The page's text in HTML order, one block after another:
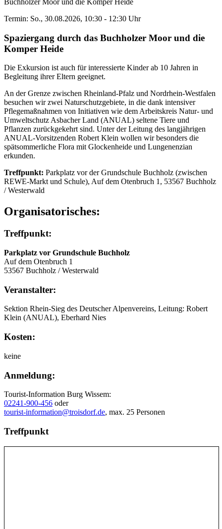
Buchholzer Moor und die Komper Heide
Termin: So., 30.08.2026, 10:30 - 12:30 Uhr
Spaziergang durch das Buchholzer Moor und die
Komper Heide
Die Exkursion ist auch für interessierte Kinder ab 10 Jahren in
Begleitung ihrer Eltern geeignet.
An der Grenze zwischen Rheinland-Pfalz und Nordrhein-Westfalen
besuchen wir zwei Naturschutzgebiete, in die dank intensiver
Pflegemaßnahmen von Initiativen wie dem Arbeitskreis Natur- und
Umweltschutz Asbacher Land (ANUAL) seltene Tiere und
Pflanzen zurückgekehrt sind. Unter der Leitung des langjährigen
ANUAL-Vorsitzenden Robert Klein wollen wir besonders die
spätsommerliche Flora mit Glockenheide und Lungenenzian
erkunden.
Treffpunkt: Parkplatz vor der Grundschule Buchholz (zwischen
REWE-Markt und Schule), Auf dem Otenbruch 1, 53567 Buchholz
/ Westerwald
Organisatorisches:
Treffpunkt:
Parkplatz vor Grundschule Buchholz
Auf dem Otenbruch 1
53567 Buchholz / Westerwald
Veranstalter:
Sektion Rhein-Sieg des Deutscher Alpenvereins, Leitung: Robert
Klein (ANUAL), Eberhard Nies
Kosten:
keine
Anmeldung:
Tourist-Information Burg Wissem:
02241-900-456 oder
tourist-information@troisdorf.de, max. 25 Personen
Treffpunkt